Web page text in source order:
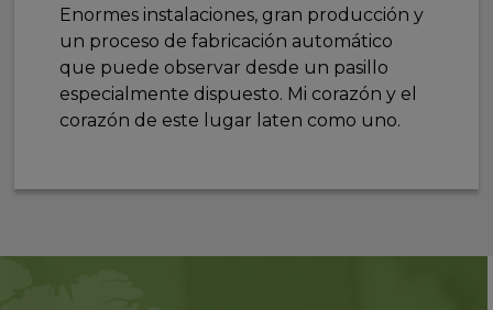
Enormes instalaciones, gran producción y
un proceso de fabricación automático
que puede observar desde un pasillo
especialmente dispuesto. Mi corazón y el
corazón de este lugar laten como uno.